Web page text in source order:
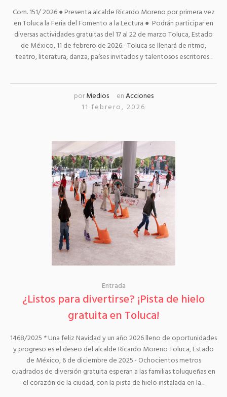
Com. 151/ 2026 ● Presenta alcalde Ricardo Moreno por primera vez
en Toluca la Feria del Fomento a la Lectura ● Podrán participar en
diversas actividades gratuitas del 17 al 22 de marzo Toluca, Estado
de México, 11 de febrero de 2026.- Toluca se llenará de ritmo,
teatro, literatura, danza, países invitados y talentosos escritores...
porMedios enAcciones
11 febrero, 2026
Entrada
¿Listos para divertirse? ¡Pista de hielo
gratuita en Toluca!
1468/2025 * Una feliz Navidad y un año 2026 lleno de oportunidades
y progreso es el deseo del alcalde Ricardo Moreno Toluca, Estado
de México, 6 de diciembre de 2025.- Ochocientos metros
cuadrados de diversión gratuita esperan a las familias toluqueñas en
el corazón de la ciudad, con la pista de hielo instalada en la...